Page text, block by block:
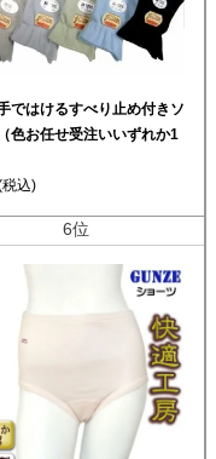
ではけるすべり止め付きソ
色お任せ受注いいずれか1
税込)
6位